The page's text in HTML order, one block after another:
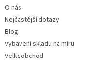
O nás
Nejčastější dotazy
Blog
Vybavení skladu na míru
Velkoobchod